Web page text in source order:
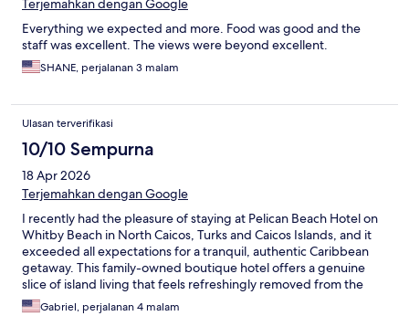
Terjemahkan dengan Google
Everything we expected and more. Food was good and the
staff was excellent. The views were beyond excellent.
SHANE, perjalanan 3 malam
Ulasan terverifikasi
10/10 Sempurna
18 Apr 2026
Terjemahkan dengan Google
I recently had the pleasure of staying at Pelican Beach Hotel on
Whitby Beach in North Caicos, Turks and Caicos Islands, and it
exceeded all expectations for a tranquil, authentic Caribbean
getaway. This family-owned boutique hotel offers a genuine
slice of island living that feels refreshingly removed from the
hustle of larger resorts.
Gabriel, perjalanan 4 malam